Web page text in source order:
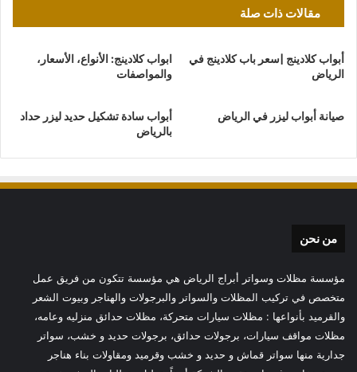
مقالات ذات صلة
ابواب كلادينج: الأنواع، الأسعار،
والمواصفات
أبواب كلادينج |سعر باب كلادينج في
الرياض
أبواب سادة تشكيل حديد ليزر حداد
بالرياض
صيانة أبواب ليزر في الرياض
من نحن
مؤسسة مظلات وسواتر أبراج الرياض هي مؤسسة تتكون من فريق عمل
متخصص في تركيب المظلات والسواتر والبرجولات والهناجر وبيوت الشعر
والقرميد بأنواعها : مظلات سيارات متحركة، مظلات حدائق منزليه وعامه،
مظلات مواقف سيارات، برجولات حدائق، برجولات حديد و خشب، سواتر
جدارية منها سواتر قماش و حديد و خشب وقرميد ومقاولات بناء هناجر